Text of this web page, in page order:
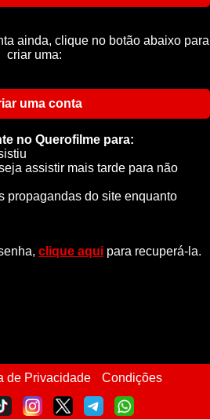
ainda, clique no botão abaixo para
criar uma:
uma conta
no Querofilme para:
assistir mais tarde para não
propagandas do site enquanto
clique aqui para recuperá-la.
de Privacidade Condições